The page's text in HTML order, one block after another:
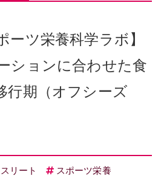
ーツ栄養科学ラボ】
ションに合わせた食
期（オフシーズ
リート
スポーツ栄養